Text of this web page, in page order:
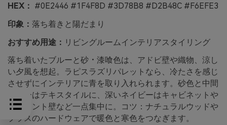
HEX： #0E2446 #1F4F8D #3D78B8 #D2B48C #F6EFE3
印象： 落ち着きと陽だまり
おすすめ用途： リビングルームインテリアスタイリング
落ち着いたブルーと砂・漆喰色は、アドビ壁や織物、涼し
い夕風を想起。ラピスラズリパレットなら、冷たさを感じ
させずにインテリアに青を取り入れられます。砂色と中間
ブルーはテキスタイルに、深いネイビーはキャビネットや
アクセント壁など一点集中に。コツ：ナチュラルウッドや
ブラスのハードウェアで暖色と寒色をつなぎます。